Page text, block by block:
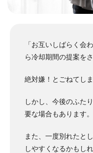
「お互いしばらく会
ら冷却期間の提案を
絶対嫌！とごねてし
しかし、今後のふた
要な場合もあります。
また、一度別れたと
しやすくなるかもしれ